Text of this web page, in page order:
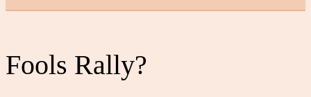
Fools Rally?